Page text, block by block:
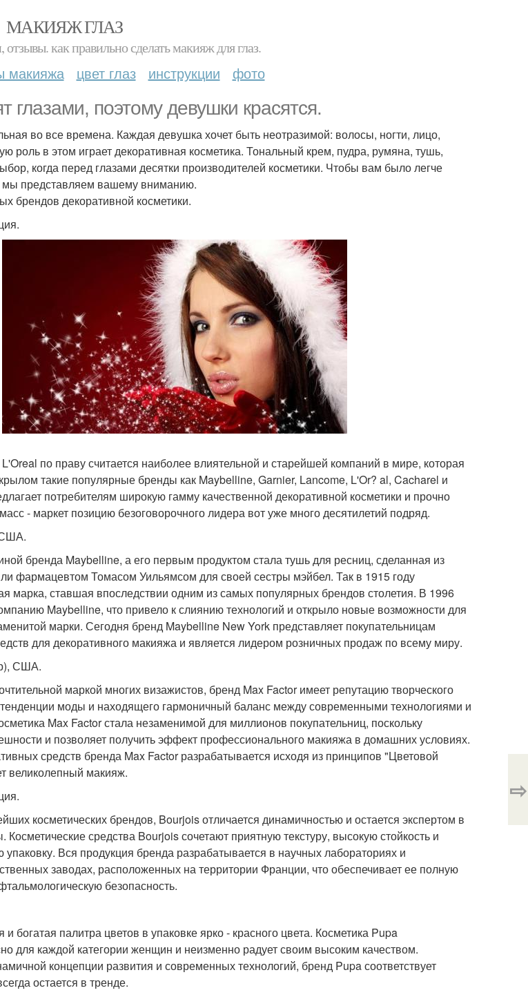
МАКИЯЖ ГЛАЗ
как правильно сделать макияж для глаз.
макияжа цвет глаз инструкции фото
поэтому девушки красятся.
во все времена. Каждая девушка хочет быть неотразимой: волосы, ногти, лицо,
роль в этом играет декоративная косметика. Тональный крем, пудра, румяна, тушь,
когда перед глазами десятки производителей косметики. Чтобы вам было легче
мы представляем вашему вниманию.
брендов декоративной косметики.
по праву считается наиболее влиятельной и старейшей компаний в мире, которая
такие популярные бренды как Maybelline, Garnier, Lancome, L'Or? al, Cacharel и
потребителям широкую гамму качественной декоративной косметики и прочно
- маркет позицию безоговорочного лидера вот уже много десятилетий подряд.
бренда Maybelline, а его первым продуктом стала тушь для ресниц, сделанная из
фармацевтом Томасом Уильямсом для своей сестры мэйбел. Так в 1915 году
марка, ставшая впоследствии одним из самых популярных брендов столетия. В 1996
Maybelline, что привело к слиянию технологий и открыло новые возможности для
марки. Сегодня бренд Maybelline New York представляет покупательницам
для декоративного макияжа и является лидером розничных продаж по всему миру.
США.
маркой многих визажистов, бренд Max Factor имеет репутацию творческого
моды и находящего гармоничный баланс между современными технологиями и
Max Factor стала незаменимой для миллионов покупательниц, поскольку
и позволяет получить эффект профессионального макияжа в домашних условиях.
средств бренда Max Factor разрабатывается исходя из принципов "Цветовой
великолепный макияж.
косметических брендов, Bourjois отличается динамичностью и остается экспертом в
средства Bourjois сочетают приятную текстуру, высокую стойкость и
Вся продукция бренда разрабатывается в научных лабораториях и
заводах, расположенных на территории Франции, что обеспечивает ее полную
безопасность.
богатая палитра цветов в упаковке ярко - красного цвета. Косметика Pupa
для каждой категории женщин и неизменно радует своим высоким качеством.
концепции развития и современных технологий, бренд Pupa соответствует
остается в тренде.
⇨